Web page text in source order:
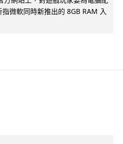
微軟同時新推出的 8GB RAM 入